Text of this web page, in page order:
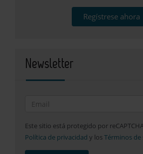
Regístrese ahora
Newsletter
Este sitio está protegido por
Política de privacidad y los Términos de